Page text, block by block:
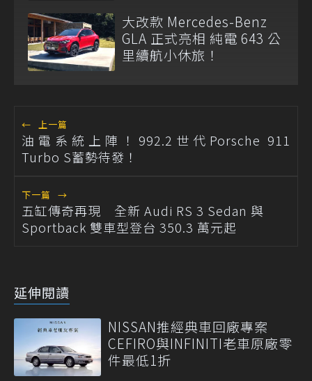
大改款 Mercedes-Benz
GLA 正式亮相 純電 643 公
里續航小休旅！
← 上一篇
油電系統上陣！992.2世代Porsche 911
Turbo S蓄勢待發！
下一篇 →
五缸傳奇再現 全新 Audi RS 3 Sedan 與
Sportback 雙車型登台 350.3 萬元起
延伸閱讀
NISSAN推經典車回廠專案
CEFIRO與INFINITI老車原廠零
件最低1折